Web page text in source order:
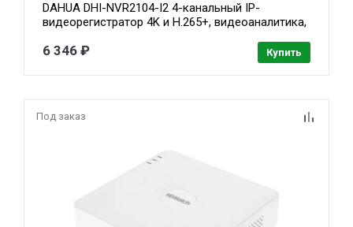
DAHUA DHI-NVR2104-I2 4-канальный IP-
видеорегистратор 4K и H.265+, видеоаналитика,
10Тбайт
6 346 ₽ Купить
Под заказ